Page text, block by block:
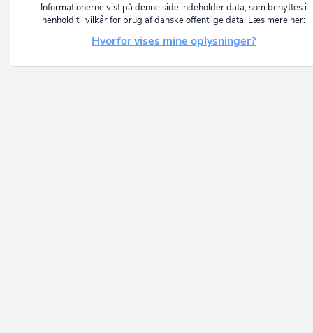
Informationerne vist på denne side indeholder data, som benyttes i
henhold til vilkår for brug af danske offentlige data. Læs mere her:
Hvorfor vises mine oplysninger?